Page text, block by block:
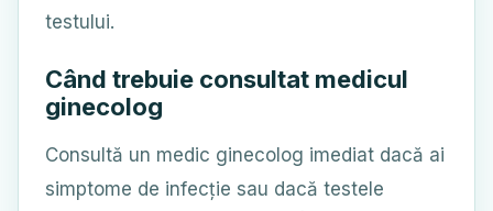
testului.
Când trebuie consultat medicul
ginecolog
Consultă un medic ginecolog imediat dacă ai
simptome de infecție sau dacă testele